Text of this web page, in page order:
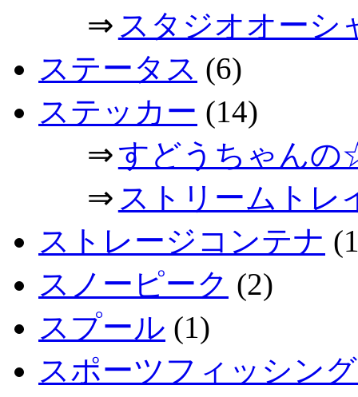
⇒ スタジオオーシ
ステータス (6)
ステッカー (14)
⇒すどうちゃん
⇒ ストリームトレ
ストレージコンテナ
スノーピーク (2)
スプール (1)
スポーツフィッシン